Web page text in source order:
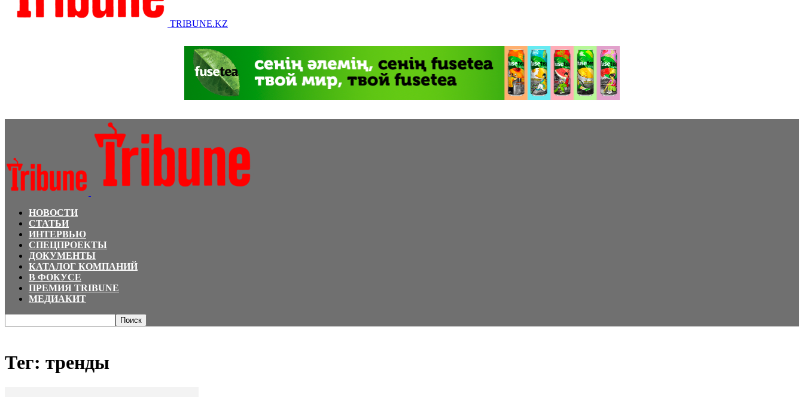
TRIBUNE.KZ
НОВОСТИ
СТАТЬИ
ИНТЕРВЬЮ
СПЕЦПРОЕКТЫ
ДОКУМЕНТЫ
КАТАЛОГ КОМПАНИЙ
В ФОКУСЕ
ПРЕМИЯ TRIBUNE
МЕДИАКИТ
Тег: тренды